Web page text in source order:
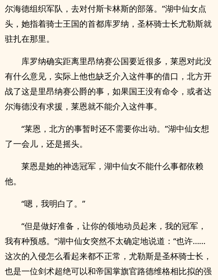
尔海德组织军队，去对付斯卡林斯的部落。”湖中仙女点
头，她指着骑士王国的首都库罗纳，圣杯骑士长尤勒斯就
驻扎在那里。
库罗纳确实距离里昂纳赛公国要近很多，莱恩对此没
有什么意见，实际上他也缺乏介入这件事的借口，北方开
战了这是里昂纳赛公爵的事，如果国王没有命令，或者达
尔海德没有求援，莱恩就不能介入这件事。
“莱恩，北方的事暂时还不需要你出动。”湖中仙女想
了一会儿，还是摇头。
莱恩是她的神选冠军，湖中仙女不能什么事都依赖
他。
“嗯，我明白了。”
“但是做好准备，让你的领地动员起来，我的冠军，
我有种预感。”湖中仙女突然不太确定地说道：“也许……
这次的入侵怎么看起来都不正常，尤勒斯是圣杯骑士长，
也是一位剑术超绝可以和帝国掌旗官路德维格相比拟的强